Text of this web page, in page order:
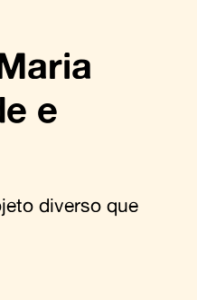
e
diverso que